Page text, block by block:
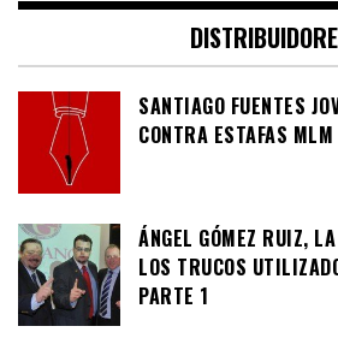
SANTIAGO FUENTES
CONTRA ESTAFAS MLM
ÁNGEL GÓMEZ RUIZ,
LOS TRUCOS
PARTE 1